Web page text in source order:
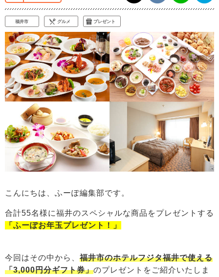
福井市 グルメ プレゼント
こんにちは、ふーぽ編集部です。
合計55名様に福井のスペシャルな商品をプレゼントする
「ふーぽお年玉プレゼント！」
今回はその中から、 福井市のホテルフジタ福井で使える
「3,000円分ギフト券」のプレゼントをご紹介いたしま